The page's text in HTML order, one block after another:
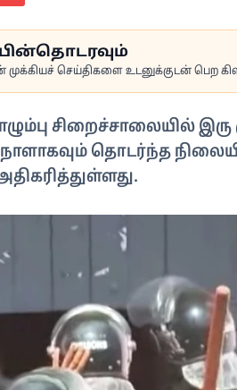
செய்திகளை உடனுக்குடன் பெற
சிறைச்சாலையில் இரு
தொடர்ந்த